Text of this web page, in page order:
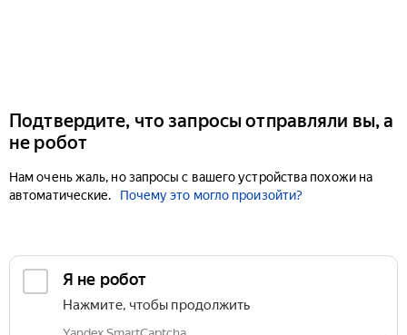
Подтвердите, что запросы отправляли вы, а
не робот
Нам очень жаль, но запросы с вашего устройства похожи на
автоматические.
Почему это могло произойти?